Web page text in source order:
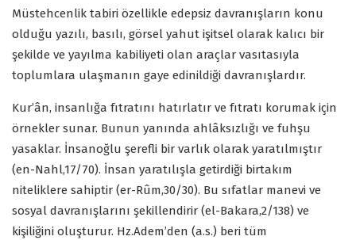
Müstehcenlik tabiri özellikle edepsiz davranışların konu
olduğu yazılı, basılı, görsel yahut işitsel olarak kalıcı bir
şekilde ve yayılma kabiliyeti olan araçlar vasıtasıyla
toplumlara ulaşmanın gaye edinildiği davranışlardır.
Kur’ân, insanlığa fıtratını hatırlatır ve fıtratı korumak için
örnekler sunar. Bunun yanında ahlâksızlığı ve fuhşu
yasaklar. İnsanoğlu şerefli bir varlık olarak yaratılmıştır
(en-Nahl,17/70). İnsan yaratılışla getirdiği birtakım
niteliklere sahiptir (er-Rûm,30/30). Bu sıfatlar manevi ve
sosyal davranışlarını şekillendirir (el-Bakara,2/138) ve
kişiliğini oluşturur. Hz.Adem’den (a.s.) beri tüm